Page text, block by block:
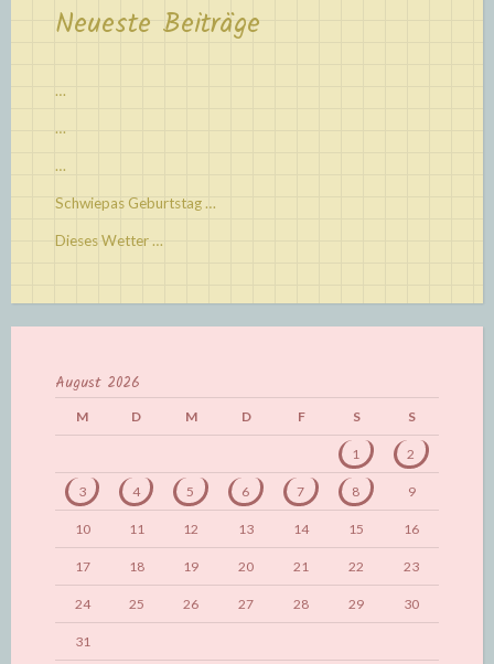
Neueste Beiträge
…
…
…
Schwiepas Geburtstag …
Dieses Wetter …
August 2026
M D M D F S S
1 2
3 4 5 6 7 8 9
10 11 12 13 14 15 16
17 18 19 20 21 22 23
24 25 26 27 28 29 30
31